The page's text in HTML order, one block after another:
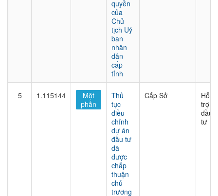
quyền
của
Chủ
tịch Uỷ
ban
nhân
dân
cấp
tỉnh
5 1.115144
Một
phần
Thủ
tục
điều
chỉnh
dự án
đầu tư
đã
được
chấp
thuận
chủ
trương
Cấp Sở
Hỗ
trợ
đầu
tư